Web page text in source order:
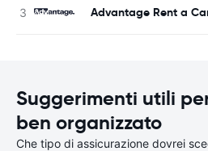
Advantage Rent a
Suggerimenti utili
ben organizzato
Che tipo di assicurazione dovrei